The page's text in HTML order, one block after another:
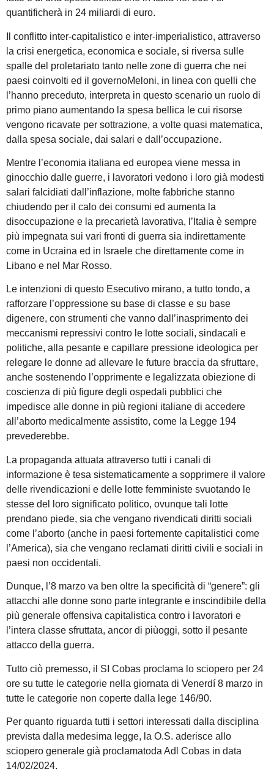
quantificherà in 24 miliardi di euro.
Il conflitto inter-capitalistico e inter-imperialistico, attraverso
la crisi energetica, economica e sociale, si riversa sulle
spalle del proletariato tanto nelle zone di guerra che nei
paesi coinvolti ed il governoMeloni, in linea con quelli che
l’hanno preceduto, interpreta in questo scenario un ruolo di
primo piano aumentando la spesa bellica le cui risorse
vengono ricavate per sottrazione, a volte quasi matematica,
dalla spesa sociale, dai salari e dall’occupazione.
Mentre l’economia italiana ed europea viene messa in
ginocchio dalle guerre, i lavoratori vedono i loro già modesti
salari falcidiati dall’inflazione, molte fabbriche stanno
chiudendo per il calo dei consumi ed aumenta la
disoccupazione e la precarietà lavorativa, l’Italia è sempre
più impegnata sui vari fronti di guerra sia indirettamente
come in Ucraina ed in Israele che direttamente come in
Libano e nel Mar Rosso.
Le intenzioni di questo Esecutivo mirano, a tutto tondo, a
rafforzare l’oppressione su base di classe e su base
digenere, con strumenti che vanno dall’inasprimento dei
meccanismi repressivi contro le lotte sociali, sindacali e
politiche, alla pesante e capillare pressione ideologica per
relegare le donne ad allevare le future braccia da sfruttare,
anche sostenendo l’opprimente e legalizzata obiezione di
coscienza di più figure degli ospedali pubblici che
impedisce alle donne in più regioni italiane di accedere
all’aborto medicalmente assistito, come la Legge 194
prevederebbe.
La propaganda attuata attraverso tutti i canali di
informazione è tesa sistematicamente a sopprimere il valore
delle rivendicazioni e delle lotte femministe svuotando le
stesse del loro significato politico, ovunque tali lotte
prendano piede, sia che vengano rivendicati diritti sociali
come l’aborto (anche in paesi fortemente capitalistici come
l’America), sia che vengano reclamati diritti civili e sociali in
paesi non occidentali.
Dunque, l’8 marzo va ben oltre la specificità di “genere”: gli
attacchi alle donne sono parte integrante e inscindibile della
più generale offensiva capitalistica contro i lavoratori e
l’intera classe sfruttata, ancor di piùoggi, sotto il pesante
attacco della guerra.
Tutto ciò premesso, il SI Cobas proclama lo sciopero per 24
ore su tutte le categorie nella giornata di Venerdí 8 marzo in
tutte le categorie non coperte dalla lege 146/90.
Per quanto riguarda tutti i settori interessati dalla disciplina
prevista dalla medesima legge, la O.S. aderisce allo
sciopero generale già proclamatoda Adl Cobas in data
14/02/2024.